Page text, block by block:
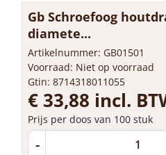
Gb Schroefoog
diamete...
Artikelnummer: GB01501
Voorraad: Niet op voorraad
Gtin: 8714318011055
€ 33,88 incl.
Prijs per doos van 100 stuk
-